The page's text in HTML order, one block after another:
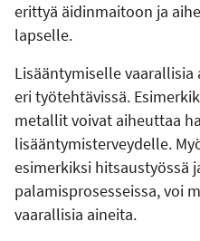
erittyä äidinmaitoon ja
lapselle.
Lisääntymiselle
eri työtehtävissä.
metallit voivat aiheuttaa
lisääntymisterveydelle.
esimerkiksi hitsaustyössä
palamisprosesseissa, voi
vaarallisia aineita.